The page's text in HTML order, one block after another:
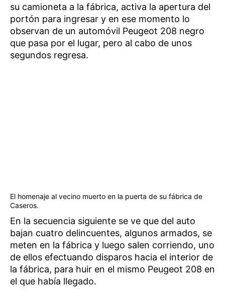
su camioneta a la fábrica, activa la apertura del
portón para ingresar y en ese momento lo
observan de un automóvil Peugeot 208 negro
que pasa por el lugar, pero al cabo de unos
segundos regresa.
El homenaje al vecino muerto en la puerta de su fábrica de
Caseros.
En la secuencia siguiente se ve que del auto
bajan cuatro delincuentes, algunos armados, se
meten en la fábrica y luego salen corriendo, uno
de ellos efectuando disparos hacia el interior de
la fábrica, para huir en el mismo Peugeot 208 en
el que había llegado.